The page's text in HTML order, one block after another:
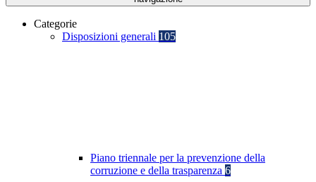
Categorie
Disposizioni generali 105
Piano triennale per la prevenzione della
corruzione e della trasparenza 6